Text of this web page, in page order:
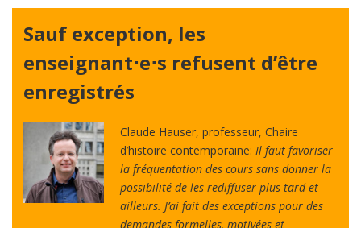
Sauf exception, les
enseignant⋅e⋅s refusent d’être
enregistrés
Claude Hauser, professeur, Chaire
d’histoire contemporaine: Il faut favoriser
la fréquentation des cours sans donner la
possibilité de les rediffuser plus tard et
ailleurs. J’ai fait des exceptions pour des
demandes formelles, motivées et